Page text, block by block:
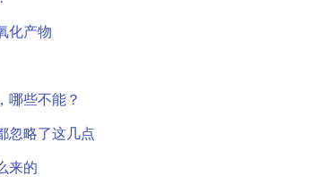
化产物
哪些不能？
忽略了这几点
来的